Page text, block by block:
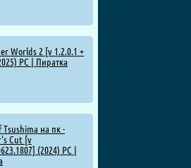
Worlds 2 [v 1.2.0.1 +
PC | Пиратка
Tsushima на пк -
Cut [v
(2024) PC |